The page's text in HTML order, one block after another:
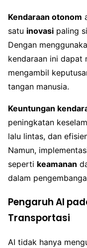
Kendaraan otonom
satu inovasi paling
Dengan
kendaraan ini dapat
mengambil
tangan manusia.
Keuntungan
peningkatan
lalu lintas, dan
Namun,
seperti keamanan
dalam
Pengaruh AI
Transportasi
AI tidak hanya